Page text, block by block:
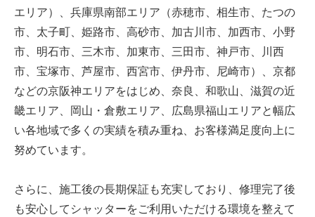
エリア）、兵庫県南部エリア（赤穂市、相生市、たつの
市、太子町、姫路市、高砂市、加古川市、加西市、小野
市、明石市、三木市、加東市、三田市、神戸市、川西
市、宝塚市、芦屋市、西宮市、伊丹市、尼崎市）、京都
などの京阪神エリアをはじめ、奈良、和歌山、滋賀の近
畿エリア、岡山・倉敷エリア、広島県福山エリアと幅広
い各地域で多くの実績を積み重ね、お客様満足度向上に
努めています。
さらに、施工後の長期保証も充実しており、修理完了後
も安心してシャッターをご利用いただける環境を整えて